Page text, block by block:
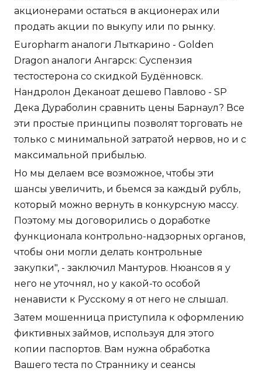
акционерами остаться в акционерах или
продать акции по выкупу или по рынку.
Europharm аналоги Лыткарино - Golden
Dragon аналоги Ангарск: Суспензия
тестостерона со скидкой Будённовск.
Нандролон Деканоат дешево Павлово - SP
Дека Дураболин сравнить цены Барнаул? Все
эти простые принципы позволят торговать не
только с минимальной затратой нервов, но и с
максимальной прибылью.
Но мы делаем все возможное, чтобы эти
шансы увеличить, и бьемся за каждый рубль,
который можно вернуть в конкурсную массу.
Поэтому мы договорились о доработке
функционала контрольно-надзорных органов,
чтобы они могли делать контрольные
закупки", - заключил Мантуров. Нюансов я у
него не уточнял, но у какой-то особой
ненависти к Русскому я от него не слышал.
Затем мошенница приступила к оформлению
фиктивных займов, используя для этого
копии паспортов. Вам нужна обработка
Вашего теста по Страннику и сеансы